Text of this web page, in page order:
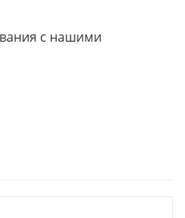
с нашими